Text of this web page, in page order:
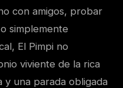
con amigos, probar
simplemente
El Pimpi no
viviente de la rica
y una parada obligada